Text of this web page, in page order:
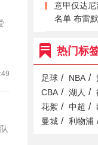
意甲仅达
名单 布雷
热门标
足球 / NBA /
CBA / 湖人 /
花絮 / 中超 /
曼城 / 利物浦